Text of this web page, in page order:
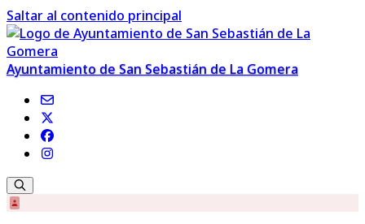
Saltar al contenido principal
Ayuntamiento de San Sebastián de La Gomera